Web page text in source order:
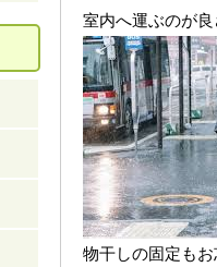
室内へ運ぶのが良
物干しの固定もお